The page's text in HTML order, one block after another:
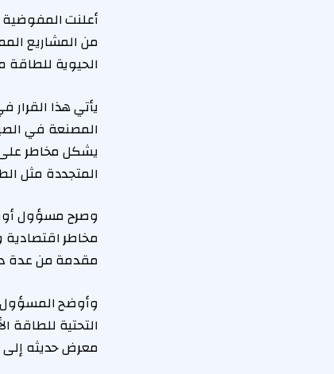
من المشاريع
الحيوية للطاقة
يأتي هذا القرار
المصنعة في
يشكل مخاطر على
المتجددة مثل
وصرح مسؤول
مخاطر اقتصادية
مقدمة من عدة
وأوضح المسؤول
التحتية للطاقة
معرض حديثه إلى